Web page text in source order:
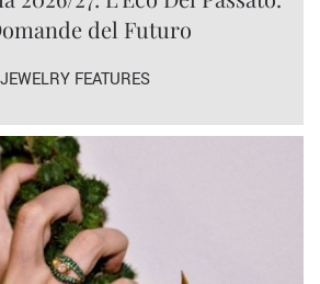
del Futuro
JEWELRY FEATURES